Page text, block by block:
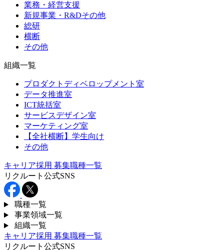
業務・経営支援
新規事業・R&Dその他
総研
横断
その他
組織一覧
プロダクトディベロップメント室
データ推進室
ICT統括室
サービスデザイン室
マーケティング室
【全社横断】学生向け
その他
キャリア採用 募集職種一覧
リクルート公式SNS
職種一覧
事業領域一覧
組織一覧
キャリア採用 募集職種一覧
リクルート公式SNS